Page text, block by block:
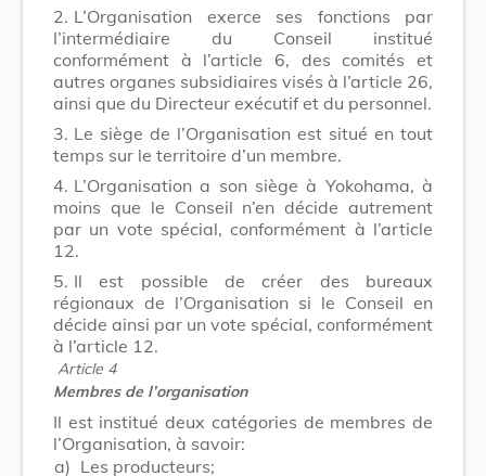
2. L’Organisation exerce ses fonctions par
l’intermédiaire du Conseil institué
conformément à l’article 6, des comités et
autres organes subsidiaires visés à l’article 26,
ainsi que du Directeur exécutif et du personnel.
3. Le siège de l’Organisation est situé en tout
temps sur le territoire d’un membre.
4. L’Organisation a son siège à Yokohama, à
moins que le Conseil n’en décide autrement
par un vote spécial, conformément à l’article
12.
5. Il est possible de créer des bureaux
régionaux de l’Organisation si le Conseil en
décide ainsi par un vote spécial, conformément
à l’article 12.
Article 4
Membres de l’organisation
Il est institué deux catégories de membres de
l’Organisation, à savoir:
a) Les producteurs;